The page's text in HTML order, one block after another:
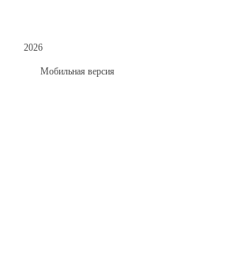
2026
Мобильная версия